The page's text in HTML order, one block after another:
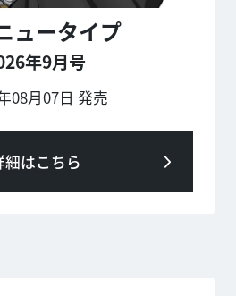
ュータイプ
年9月号
08月07日 発売
細はこちら